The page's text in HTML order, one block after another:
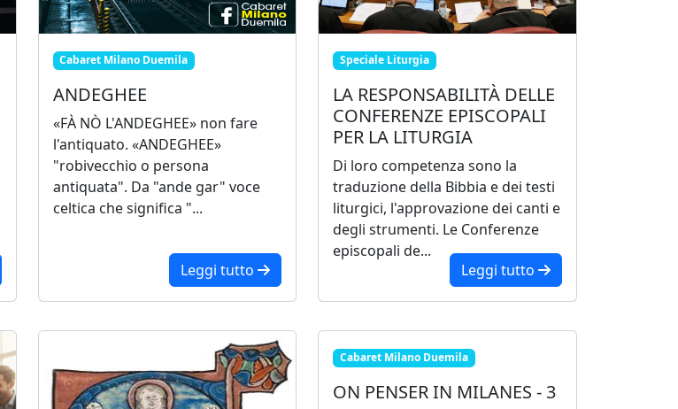
Cabaret Milano Duemila
ANDEGHEE
«FÀ NÒ L'ANDEGHEE» non fare
l'antiquato. «ANDEGHEE»
"robivecchio o persona
antiquata". Da "ande gar" voce
celtica che significa "...
Leggi tutto
Speciale Liturgia
LA RESPONSABILITÀ DELLE
CONFERENZE EPISCOPALI
PER LA LITURGIA
Di loro competenza sono la
traduzione della Bibbia e dei testi
liturgici, l'approvazione dei canti e
degli strumenti. Le Conferenze
episcopali de...
Leggi tutto
Cabaret Milano Duemila
ON PENSER IN MILANES - 3